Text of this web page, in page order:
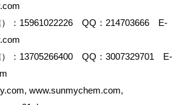
）：15961022226 QQ：214703666 E-
：13705266400 QQ：3007329701 E-
, www.sunmychem.com,